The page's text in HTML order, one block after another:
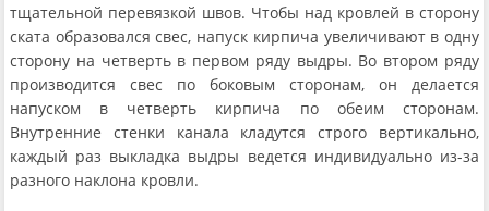
тщательной перевязкой швов. Чтобы над кровлей в сторону
ската образовался свес, напуск кирпича увеличивают в одну
сторону на четверть в первом ряду выдры. Во втором ряду
производится свес по боковым сторонам, он делается
напуском в четверть кирпича по обеим сторонам.
Внутренние стенки канала кладутся строго вертикально,
каждый раз выкладка выдры ведется индивидуально из-за
разного наклона кровли.